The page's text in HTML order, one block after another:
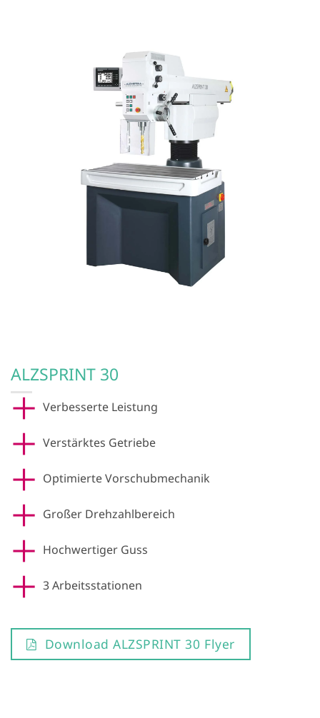
ALZSPRINT 30
Verbesserte Leistung
Verstärktes Getriebe
Optimierte Vorschubmechanik
Großer Drehzahlbereich
Hochwertiger Guss
3 Arbeitsstationen
Download ALZSPRINT 30 Flyer